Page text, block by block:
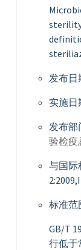
发布日
实施日
发布部
验检疫
与国际
标准范
GB/T
行低于